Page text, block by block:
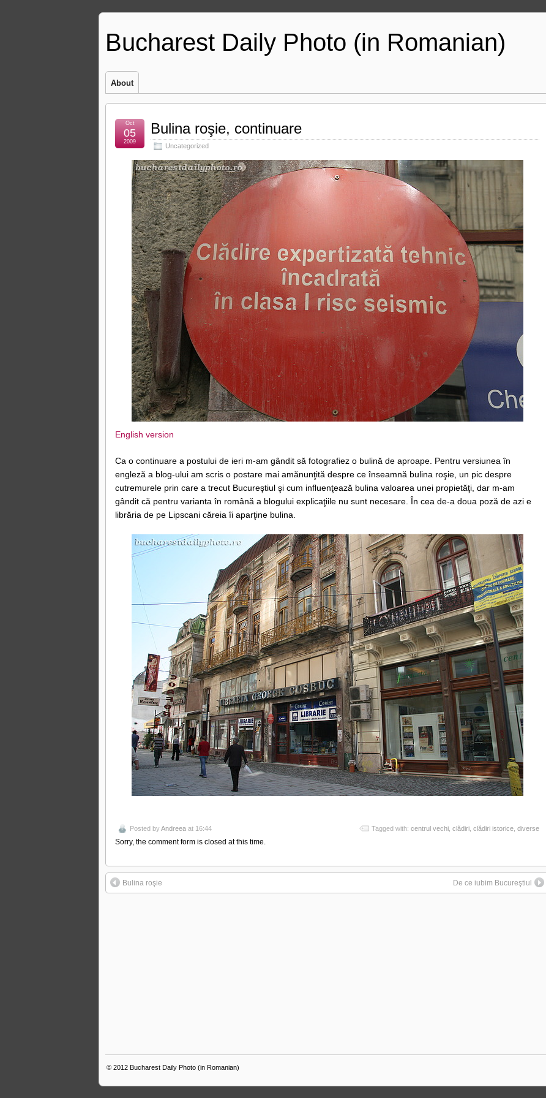
Bucharest Daily Photo (in Romanian)
About
Bulina roşie, continuare
Uncategorized
Oct
05
2009
English version
Ca o continuare a postului de ieri m-am gândit să fotografiez o bulină de aproape. Pentru versiunea în
engleză a blog-ului am scris o postare mai amănunţită despre ce înseamnă bulina roşie, un pic despre
cutremurele prin care a trecut Bucureştiul şi cum influenţează bulina valoarea unei propietăţi, dar m-am
gândit că pentru varianta în română a blogului explicaţiile nu sunt necesare. În cea de-a doua poză de azi e
librăria de pe Lipscani căreia îi aparţine bulina.
Posted byAndreea at 16:44 Tagged with: centrul vechi clădiri clădiri istorice diverse
Sorry, the comment form is closed at this time.
Bulina roşie De ce iubim Bucureştiul
© 2012 Bucharest Daily Photo (in Romanian)